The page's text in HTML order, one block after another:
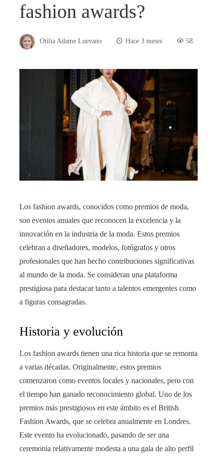
fashion awards?
Otilia Adame Luevano Hace 3 meses 58
Los fashion awards, conocidos como premios de moda,
son eventos anuales que reconocen la excelencia y la
innovación en la industria de la moda. Estos premios
celebran a diseñadores, modelos, fotógrafos y otros
profesionales que han hecho contribuciones significativas
al mundo de la moda. Se consideran una plataforma
prestigiosa para destacar tanto a talentos emergentes como
a figuras consagradas.
Historia y evolución
Los fashion awards tienen una rica historia que se remonta
a varias décadas. Originalmente, estos premios
comenzaron como eventos locales y nacionales, pero con
el tiempo han ganado reconocimiento global. Uno de los
premios más prestigiosos en este ámbito es el British
Fashion Awards, que se celebra anualmente en Londres.
Este evento ha evolucionado, pasando de ser una
ceremonia relativamente modesta a una gala de alto perfil